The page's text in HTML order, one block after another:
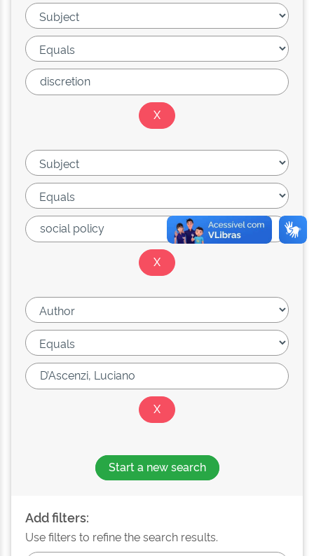
Start a new search
Add filters:
Use filters to refine the search results.